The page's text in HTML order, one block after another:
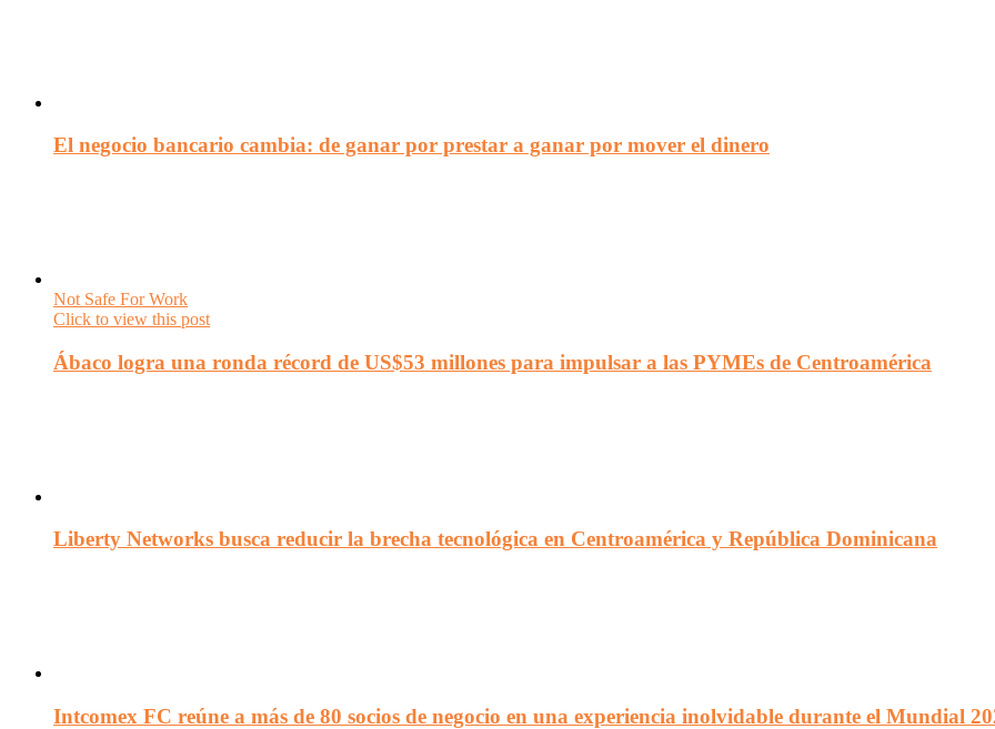
El negocio bancario cambia: de ganar por prestar a ganar por mover el dinero
Not Safe For Work
Click to view this post
Ábaco logra una ronda récord de US$53 millones para impulsar a las PYMEs de Centroamérica
Liberty Networks busca reducir la brecha tecnológica en Centroamérica y República Dominicana
Intcomex FC reúne a más de 80 socios de negocio en una experiencia inolvidable durante el Mundial